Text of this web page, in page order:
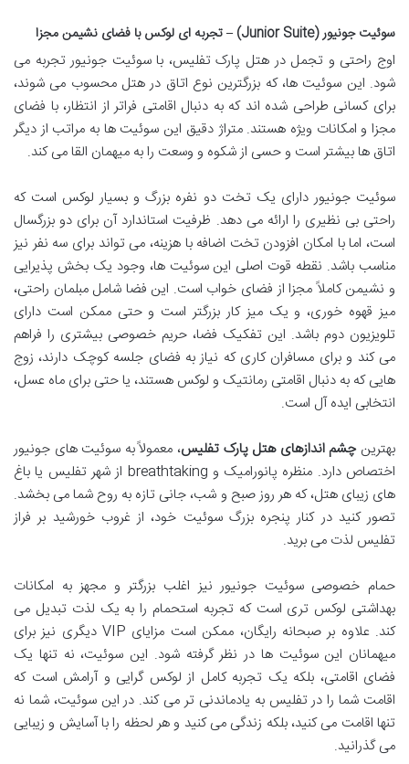
سوئیت جونیور (Junior Suite) – تجربه ای لوکس با فضای نشیمن مجزا
اوج راحتی و تجمل در هتل پارک تفلیس، با سوئیت جونیور تجربه می
شود. این سوئیت ها، که بزرگترین نوع اتاق در هتل محسوب می شوند،
برای کسانی طراحی شده اند که به دنبال اقامتی فراتر از انتظار، با فضای
مجزا و امکانات ویژه هستند. متراژ دقیق این سوئیت ها به مراتب از دیگر
اتاق ها بیشتر است و حسی از شکوه و وسعت را به میهمان القا می کند.
سوئیت جونیور دارای یک تخت دو نفره بزرگ و بسیار لوکس است که
راحتی بی نظیری را ارائه می دهد. ظرفیت استاندارد آن برای دو بزرگسال
است، اما با امکان افزودن تخت اضافه با هزینه، می تواند برای سه نفر نیز
مناسب باشد. نقطه قوت اصلی این سوئیت ها، وجود یک بخش پذیرایی
و نشیمن کاملاً مجزا از فضای خواب است. این فضا شامل مبلمان راحتی،
میز قهوه خوری، و یک میز کار بزرگتر است و حتی ممکن است دارای
تلویزیون دوم باشد. این تفکیک فضا، حریم خصوصی بیشتری را فراهم
می کند و برای مسافران کاری که نیاز به فضای جلسه کوچک دارند، زوج
هایی که به دنبال اقامتی رمانتیک و لوکس هستند، یا حتی برای ماه عسل،
انتخابی ایده آل است.
بهترینچشم اندازهای هتل پارک تفلیس، معمولاً به سوئیت های جونیور
اختصاص دارد. منظره پانورامیک و breathtaking از شهر تفلیس یا باغ
های زیبای هتل، که هر روز صبح و شب، جانی تازه به روح شما می بخشد.
تصور کنید در کنار پنجره بزرگ سوئیت خود، از غروب خورشید بر فراز
تفلیس لذت می برید.
حمام خصوصی سوئیت جونیور نیز اغلب بزرگتر و مجهز به امکانات
بهداشتی لوکس تری است که تجربه استحمام را به یک لذت تبدیل می
کند. علاوه بر صبحانه رایگان، ممکن است مزایای VIP دیگری نیز برای
میهمانان این سوئیت ها در نظر گرفته شود. این سوئیت، نه تنها یک
فضای اقامتی، بلکه یک تجربه کامل از لوکس گرایی و آرامش است که
اقامت شما را در تفلیس به یادماندنی تر می کند. در این سوئیت، شما نه
تنها اقامت می کنید، بلکه زندگی می کنید و هر لحظه را با آسایش و زیبایی
می گذرانید.